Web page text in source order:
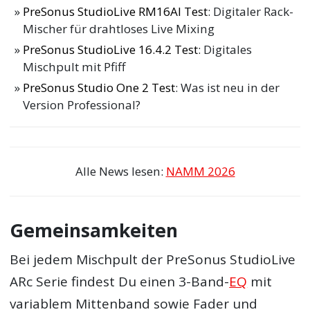
PreSonus StudioLive RM16AI Test: Digitaler Rack-
Mischer für drahtloses Live Mixing
PreSonus StudioLive 16.4.2 Test: Digitales
Mischpult mit Pfiff
PreSonus Studio One 2 Test: Was ist neu in der
Version Professional?
Alle News lesen: NAMM 2026
Gemeinsamkeiten
Bei jedem Mischpult der PreSonus StudioLive
ARc Serie findest Du einen 3-Band-EQ mit
variablem Mittenband sowie Fader und